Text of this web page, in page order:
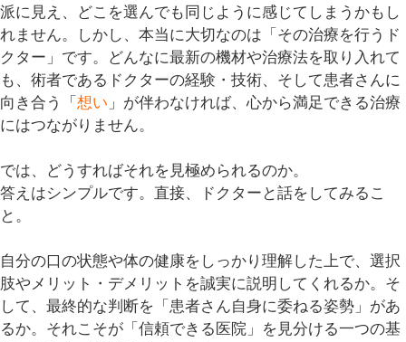
派に見え、どこを選んでも同じように感じてしまうかもし
れません。しかし、本当に大切なのは「 その治療を行うド
クター 」です。どんなに最新の機材や治療法を取り入れて
も、術者であるドクターの経験・技術、そして患者さんに
向き合う「 想い 」が伴わなければ、心から満足できる治療
にはつながりません。
では、どうすればそれを見極められるのか。
答えはシンプルです。 直接、ドクターと話をしてみるこ
と 。
自分の口の状態や体の健康をしっかり理解した上で、選択
肢やメリット・デメリットを誠実に説明してくれるか。そ
して、最終的な判断を「患者さん自身に委ねる姿勢」があ
るか。それこそが「信頼できる医院」を見分ける一つの基